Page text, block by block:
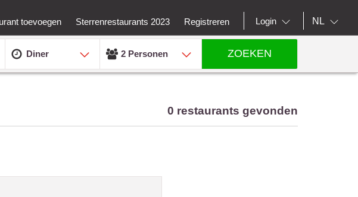
toevoegen Sterrenrestaurants 2023 Registreren Login NL
Diner 2 Personen ZOEKEN
0 restaurants gevonden